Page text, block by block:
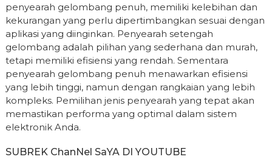
penyearah gelombang penuh, memiliki kelebihan dan
kekurangan yang perlu dipertimbangkan sesuai dengan
aplikasi yang diinginkan. Penyearah setengah
gelombang adalah pilihan yang sederhana dan murah,
tetapi memiliki efisiensi yang rendah. Sementara
penyearah gelombang penuh menawarkan efisiensi
yang lebih tinggi, namun dengan rangkaian yang lebih
kompleks. Pemilihan jenis penyearah yang tepat akan
memastikan performa yang optimal dalam sistem
elektronik Anda.
SUBREK ChanNel SaYA DI YOUTUBE